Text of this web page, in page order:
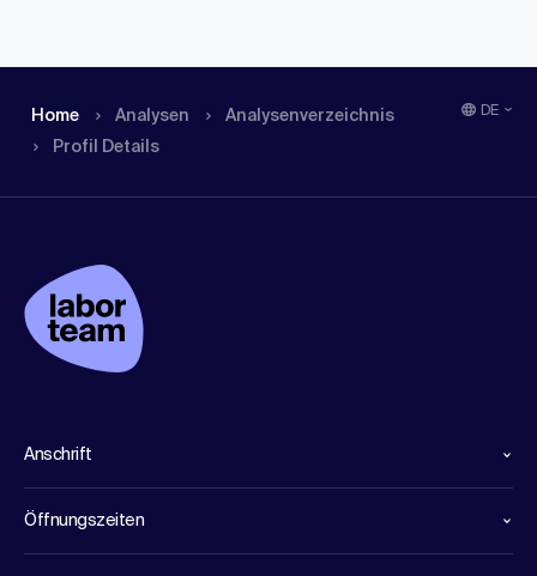
Home Analysen
Analysen­verzeichnis
Profil Details
DE
Anschrift
Öffnungszeiten